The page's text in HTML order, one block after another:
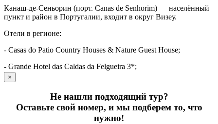
Канаш-де-Сеньорин (порт. Canas de Senhorim) — населённый
пункт и район в Португалии, входит в округ Визеу.
Отели в регионе:
- Casas do Patio Country Houses & Nature Guest House;
- Grande Hotel das Caldas da Felgueira 3*;
×
Не нашли подходящий тур?
Оставьте свой номер, и мы подберем то, что
нужно!